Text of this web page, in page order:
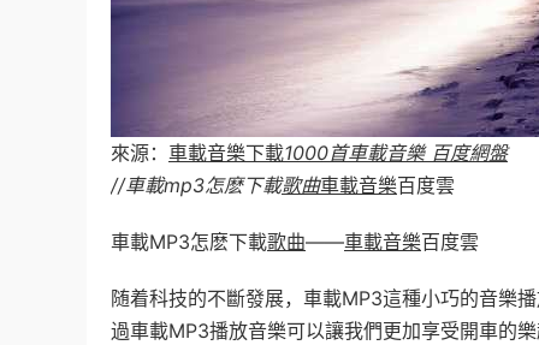
來源： 車載音樂下載1000首車載音樂 百度網盤
//車載mp3怎麽下載歌曲車載音樂百度雲
車載MP3怎麽下載歌曲——車載音樂百度雲
随着科技的不斷發展，車載MP3這種小巧的音樂
過車載MP3播放音樂可以讓我們更加享受開車的